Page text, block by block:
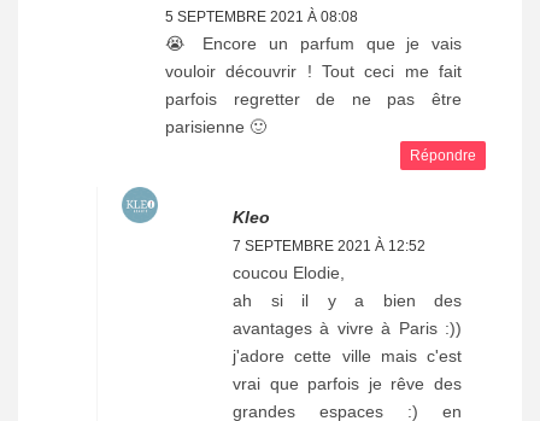
5 SEPTEMBRE 2021 À 08:08
😭 Encore un parfum que je vais
vouloir découvrir ! Tout ceci me fait
parfois regretter de ne pas être
parisienne 🙂
Répondre
Kleo
7 SEPTEMBRE 2021 À 12:52
coucou Elodie,
ah si il y a bien des
avantages à vivre à Paris :))
j'adore cette ville mais c'est
vrai que parfois je rêve des
grandes espaces :) en